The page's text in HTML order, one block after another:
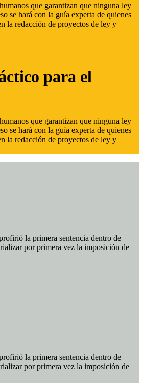
que garantizan que ninguna ley
se hará con la guía experta de quienes
la redacción de proyectos de ley y
para el
que garantizan que ninguna ley
se hará con la guía experta de quienes
la redacción de proyectos de ley y
la primera sentencia dentro de
por primera vez la imposición de
la primera sentencia dentro de
por primera vez la imposición de